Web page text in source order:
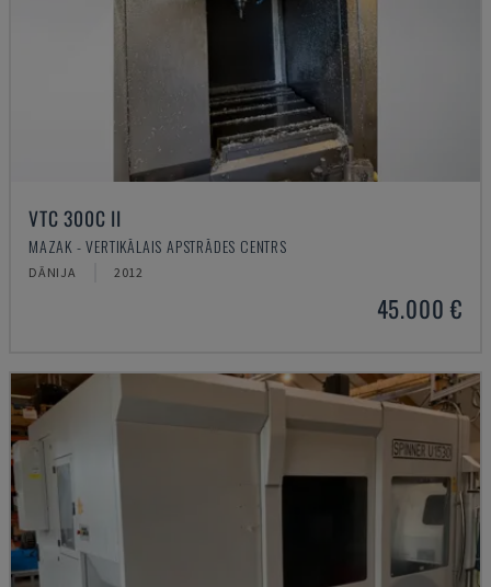
VTC 300C II
MAZAK - VERTIKĀLAIS APSTRĀDES CENTRS
DĀNIJA 2012
45.000 €